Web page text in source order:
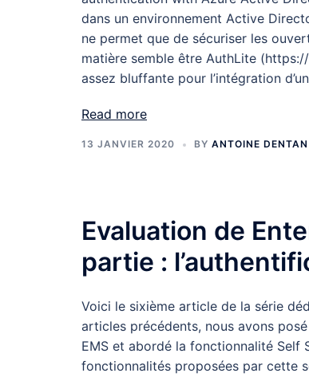
dans un environnement Active
ne permet que de sécuriser les
matière semble être AuthLite
assez bluffante pour l’intégration
Read more
13 JANVIER 2020 BY ANTOINE DENTAN
Evaluation de
partie :
Voici le sixième article de la série
articles précédents, nous avons
EMS et abordé la fonctionnalité Self
fonctionnalités proposées par cette